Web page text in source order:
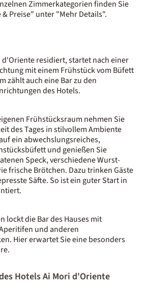
Zimmerkategorien finden Sie
Preise" unter "Mehr Details".
d'Oriente residiert, startet nach einer
mit einem Frühstück vom Büfett
zählt auch eine Bar zu den
des Hotels.
Frühstücksraum nehmen Sie
des Tages in stilvollem Ambiente
ein abwechslungsreiches,
und genießen Sie
Speck, verschiedene Wurst-
frische Brötchen. Dazu trinken Gäste
Säfte. So ist ein guter Start in
lockt die Bar des Hauses mit
und anderen
Hier erwartet Sie eine besonders
Hotels Ai Mori d'Oriente